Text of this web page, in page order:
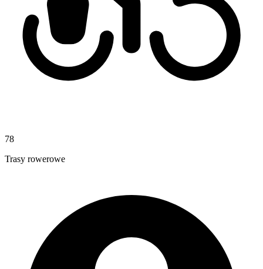
78
Trasy rowerowe